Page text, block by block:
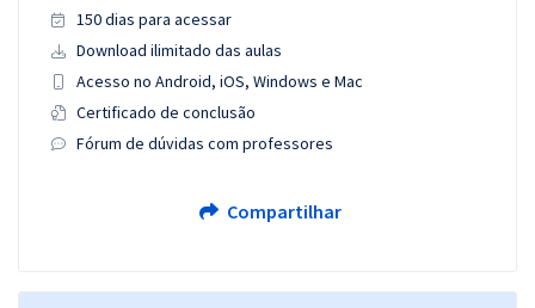
150 dias para acessar
Download ilimitado das aulas
Acesso no Android, iOS, Windows e Mac
Certificado de conclusão
Fórum de dúvidas com professores
Compartilhar